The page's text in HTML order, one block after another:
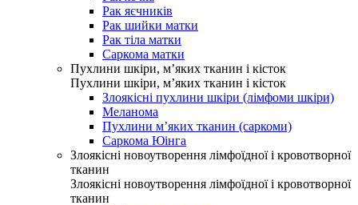
Рак яєчників
Рак шийки матки
Рак тіла матки
Саркома матки
Пухлини шкіри, м’яких тканин і кісток
Пухлини шкіри, м’яких тканин і кісток
Злоякісні пухлини шкіри (лімфоми шкіри)
Меланома
Пухлини м’яких тканин (саркоми)
Саркома Юінга
Злоякісні новоутворення лімфоїдної і кровотворної
тканин
Злоякісні новоутворення лімфоїдної і кровотворної
тканин